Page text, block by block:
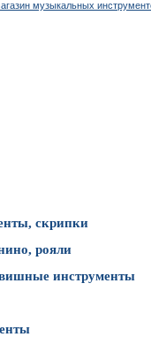
скрипки
рояли
инструменты